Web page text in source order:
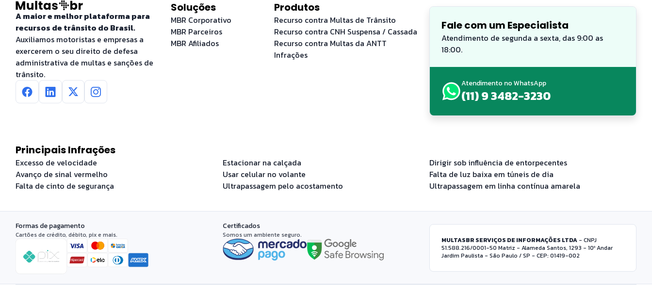
A maior e melhor plataforma para
recursos de trânsito do Brasil.
Auxiliamos motoristas e empresas a
exercerem o seu direito de defesa
administrativa de multas e sanções de
trânsito.
Soluções
MBR Corporativo
MBR Parceiros
MBR Afiliados
Produtos
Recurso contra Multas de Trânsito
Recurso contra CNH Suspensa / Cassada
Recurso contra Multas da ANTT
Infrações
Fale com um Especialista
Atendimento de segunda a sexta, das 9:00 as
18:00.
Atendimento no WhatsApp
(11) 9 3482-3230
Principais Infrações
Excesso de velocidade
Avanço de sinal vermelho
Falta de cinto de segurança
Estacionar na calçada
Usar celular no volante
Ultrapassagem pelo acostamento
Dirigir sob influência de entorpecentes
Falta de luz baixa em túneis de dia
Ultrapassagem em linha contínua amarela
Formas de pagamento
Cartões de crédito, débito, pix e mais.
Certificados
Somos um ambiente seguro.
MULTASBR SERVIÇOS DE INFORMAÇÕES LTDA - CNPJ
51.588.216/0001-50 Matriz - Alameda Santos, 1293 - 10º Andar
Jardim Paulista - São Paulo / SP - CEP: 01419-002